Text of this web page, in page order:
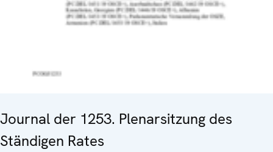
Journal der 1253. Plenarsitzung des
Ständigen Rates